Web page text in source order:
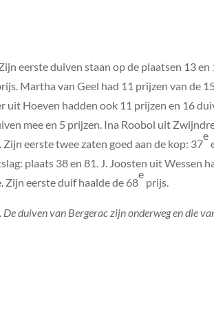
eerste duiven staan op de plaatsen 13
Martha van Geel had 11 prijzen van de
uit Hoeven hadden ook 11 prijzen en 16
mee en 5 prijzen. Ina Roobol uit
eerste twee zaten goed aan de kop: 37
e
plaats 38 en 81. J. Joosten uit Wessen
Zijn eerste duif haalde de 68
e
prijs.
duiven van Bergerac zijn onderweg en die